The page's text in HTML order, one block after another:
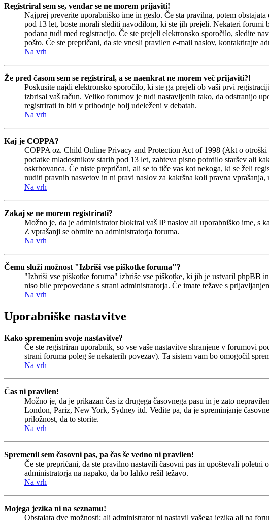
Registriral sem se, vendar se ne morem prijaviti!
Najprej preverite uporabniško ime in geslo. Če sta pravilna, potem
pod 13 let, boste morali slediti navodilom, ki ste jih prejeli. Nekateri
podana tudi med registracijo. Če ste prejeli elektronsko sporočilo, sledite
pošto. Če ste prepričani, da ste vnesli pravilen e-mail naslov, kontaktirajte
Na vrh
Že pred časom sem se registriral, a se naenkrat ne morem več prijaviti?!
Poskusite najdi elektronsko sporočilo, ki ste ga prejeli ob vaši prvi
izbrisal vaš račun. Veliko forumov je tudi nastavljenih tako, da odstranijo
registrirati in biti v prihodnje bolj udeleženi v debatah.
Na vrh
Kaj je COPPA?
COPPA oz. Child Online Privacy and Protection Act of 1998 (Akt o
podatke mladostnikov starih pod 13 let, zahteva pisno potrdilo staršev ali
oskrbovanca. Če niste prepričani, ali se to tiče vas kot nekoga, ki se želi
nuditi pravnih nasvetov in ni pravi naslov za kakršna koli pravna vprašanja,
Na vrh
Zakaj se ne morem registrirati?
Možno je, da je administrator blokiral vaš IP naslov ali uporabniško ime, s
Z vprašanji se obrnite na administratorja foruma.
Na vrh
Čemu služi možnost "Izbriši vse piškotke foruma"?
"Izbriši vse piškotke foruma" izbriše vse piškotke, ki jih je ustvaril phpBB
niso bile prepovedane s strani administratorja. Če imate težave s
Na vrh
Uporabniške nastavitve
Kako spremenim svoje nastavitve?
Če ste registriran uporabnik, so vse vaše nastavitve shranjene v forumovi
strani foruma poleg še nekaterih povezav). Ta sistem vam bo omogočil
Na vrh
Čas ni pravilen!
Možno je, da je prikazan čas iz drugega časovnega pasu in je zato
London, Pariz, New York, Sydney itd. Vedite pa, da je spreminjanje
priložnost, da to storite.
Na vrh
Spremenil sem časovni pas, pa čas še vedno ni pravilen!
Če ste prepričani, da ste pravilno nastavili časovni pas in upoštevali
administratorja na napako, da bo lahko rešil težavo.
Na vrh
Mojega jezika ni na seznamu!
Obstajata dve možnosti: ali administrator ni nastavil vašega jezika ali pa